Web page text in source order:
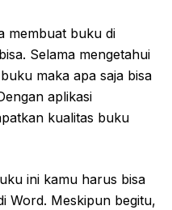
membuat buku di
Selama mengetahui
maka apa saja bisa
aplikasi
kualitas buku
ini kamu harus bisa
Word. Meskipun begitu,